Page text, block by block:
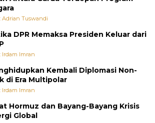
Adrian Tuswandi
DPR Memaksa Presiden Keluar dari
Irdam Imran
Kembali Diplomasi Non-
di Era Multipolar
Irdam Imran
Hormuz dan Bayang-Bayang Krisis
Global